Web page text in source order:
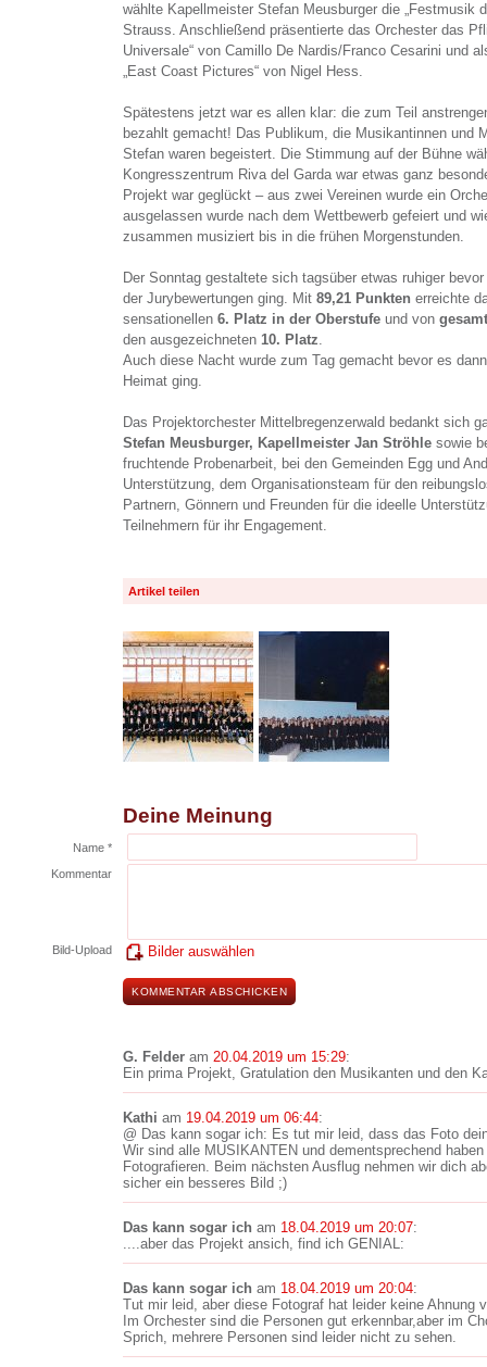
wählte Kapellmeister Stefan Meusburger die „Festmusik
Strauss. Anschließend präsentierte das Orchester das
Universale“ von Camillo De Nardis/Franco Cesarini und
„East Coast Pictures“ von Nigel Hess.
Spätestens jetzt war es allen klar: die zum Teil
bezahlt gemacht! Das Publikum, die Musikantinnen und
Stefan waren begeistert. Die Stimmung auf der Bühne
Kongresszentrum Riva del Garda war etwas ganz
Projekt war geglückt – aus zwei Vereinen wurde ein
ausgelassen wurde nach dem Wettbewerb gefeiert und
zusammen musiziert bis in die frühen Morgenstunden.
Der Sonntag gestaltete sich tagsüber etwas ruhiger
der Jurybewertungen ging. Mit 89,21 Punkten erreichte
sensationellen 6. Platz in der Oberstufe und von gesamt
den ausgezeichneten 10. Platz.
Auch diese Nacht wurde zum Tag gemacht bevor es
Heimat ging.
Das Projektorchester Mittelbregenzerwald bedankt sich
Stefan Meusburger, Kapellmeister Jan Ströhle sowie
fruchtende Probenarbeit, bei den Gemeinden Egg und
Unterstützung, dem Organisationsteam für den
Partnern, Gönnern und Freunden für die ideelle
Teilnehmern für ihr Engagement.
Artikel teilen
Deine Meinung
Name *
Kommentar
Bild-Upload Bilder auswählen
G. Felder am 20.04.2019 um 15:29:
Ein prima Projekt, Gratulation den Musikanten und den
Kathi am 19.04.2019 um 06:44:
@ Das kann sogar ich: Es tut mir leid, dass das Foto
Wir sind alle MUSIKANTEN und dementsprechend
Fotografieren. Beim nächsten Ausflug nehmen wir dich
sicher ein besseres Bild ;)
Das kann sogar ich am 18.04.2019 um 20:07:
....aber das Projekt ansich, find ich GENIAL:
Das kann sogar ich am 18.04.2019 um 20:04:
Tut mir leid, aber diese Fotograf hat leider keine Ahnung
Im Orchester sind die Personen gut erkennbar,aber im
Sprich, mehrere Personen sind leider nicht zu sehen.